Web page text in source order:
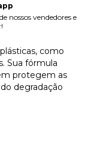
nossos vendedores e
como
Sua fórmula
protegem as
degradação